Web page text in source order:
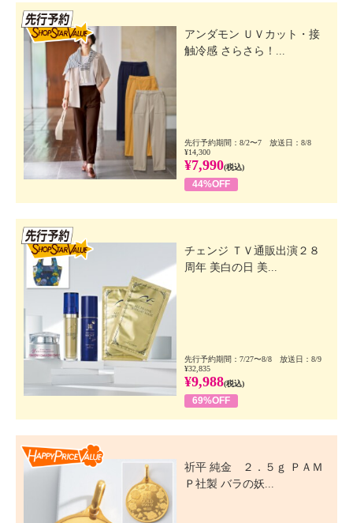
アンダモン ＵＶカット・接
触冷感 さらさら！...
先行予約期間：8/2〜7 放送日：8/8
¥14,300
¥7,990(税込)
44%OFF
チェンジ ＴＶ通販出演２８
周年 美白の日 美...
先行予約期間：7/27〜8/8 放送日：8/9
¥32,835
¥9,988(税込)
69%OFF
祈平 純金 ２．５ｇ ＰＡＭ
Ｐ社製 バラの妖...